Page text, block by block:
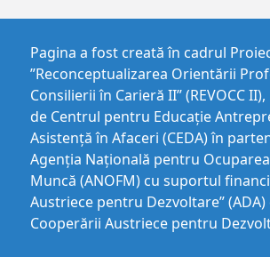
Pagina a fost creată în cadrul
”Reconceptualizarea Orientării
Consilierii în Carieră II” (REVOCC
de Centrul pentru Educaţie
Asistenţă în Afaceri (CEDA) în
Agenția Națională pentru
Muncă (ANOFM) cu suportul
Austriece pentru Dezvoltare”
Cooperării Austriece pentru